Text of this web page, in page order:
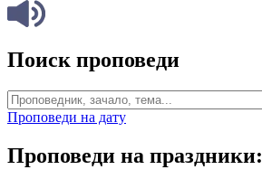
Поиск проповеди
Проповеди на дату
Проповеди на праздники: